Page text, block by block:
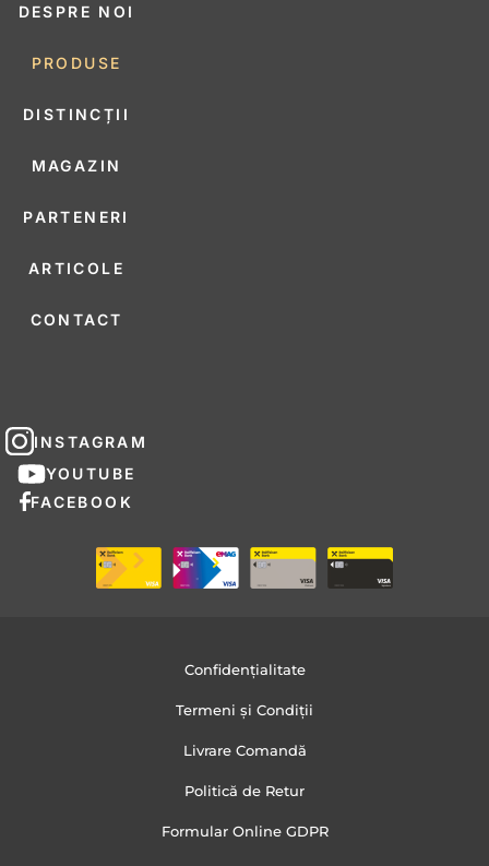
DESPRE NOI
PRODUSE
DISTINCȚII
MAGAZIN
PARTENERI
ARTICOLE
CONTACT
INSTAGRAM
YOUTUBE
FACEBOOK
Confidențialitate
Termeni și Condiții
Livrare Comandă
Politică de Retur
Formular Online GDPR